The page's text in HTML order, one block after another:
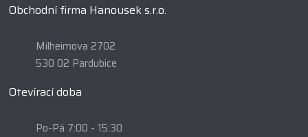
Obchodní firma Hanousek s.r.o.
Milheimova 2702
530 02 Pardubice
Otevírací doba
Po-Pá 7:00 - 15:30